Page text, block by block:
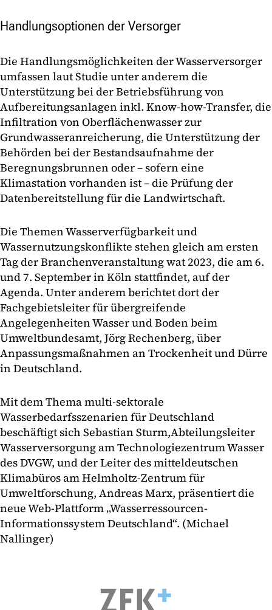
Handlungsoptionen der Versorger
Die Handlungsmöglichkeiten der Wasserversorger
umfassen laut Studie unter anderem die
Unterstützung bei der Betriebsführung von
Aufbereitungsanlagen inkl. Know-how-Transfer, die
Infiltration von Oberflächenwasser zur
Grundwasseranreicherung, die Unterstützung der
Behörden bei der Bestandsaufnahme der
Beregnungsbrunnen oder – sofern eine
Klimastation vorhanden ist – die Prüfung der
Datenbereitstellung für die Landwirtschaft.
Die Themen Wasserverfügbarkeit und
Wassernutzungskonflikte stehen gleich am ersten
Tag der Branchenveranstaltung wat 2023, die am 6.
und 7. September in Köln stattfindet, auf der
Agenda. Unter anderem berichtet dort der
Fachgebietsleiter für übergreifende
Angelegenheiten Wasser und Boden beim
Umweltbundesamt, Jörg Rechenberg, über
Anpassungsmaßnahmen an Trockenheit und Dürre
in Deutschland.
Mit dem Thema multi-sektorale
Wasserbedarfsszenarien für Deutschland
beschäftigt sich Sebastian Sturm,Abteilungsleiter
Wasserversorgung am Technologiezentrum Wasser
des DVGW, und der Leiter des mitteldeutschen
Klimabüros am Helmholtz-Zentrum für
Umweltforschung, Andreas Marx, präsentiert die
neue Web-Plattform „Wasserressourcen-
Informationssystem Deutschland“. (Michael
Nallinger)